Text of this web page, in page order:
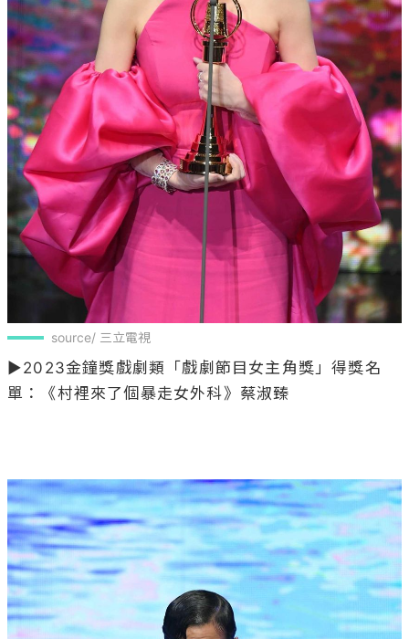
source/ 三立電視
▶2023金鐘獎戲劇類「戲劇節目女主角獎」得獎名
單：《村裡來了個暴走女外科》蔡淑臻